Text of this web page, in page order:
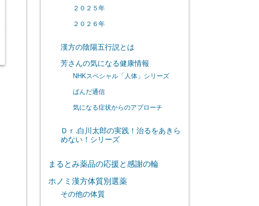
２０２５年
２０２６年
漢方の陰陽五行説とは
芳さんの気になる健康情報
NHKスペシャル「人体」シリーズ
ぱんだ通信
気になる症状からのアプローチ
Ｄｒ.白川太郎の実践！治るをあきら
めない！シリーズ
まるとみ薬品の応援と感謝の輪
ホノミ漢方体質別選薬
その他の体質